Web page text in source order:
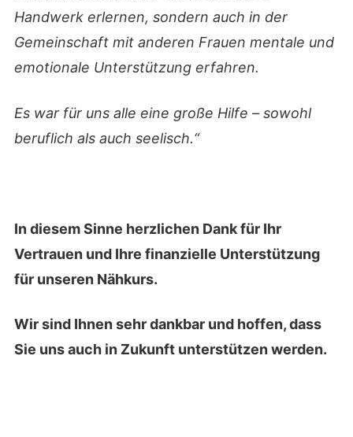
Handwerk erlernen, sondern auch in der
Gemeinschaft mit anderen Frauen mentale und
emotionale Unterstützung erfahren.
Es war für uns alle eine große Hilfe – sowohl
beruflich als auch seelisch.“
In diesem Sinne herzlichen Dank für Ihr
Vertrauen und Ihre finanzielle Unterstützung
für unseren Nähkurs.
Wir sind Ihnen sehr dankbar und hoffen, dass
Sie uns auch in Zukunft unterstützen werden.